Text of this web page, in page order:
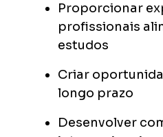
Proporcionar
profissionais
estudos
Criar
longo prazo
Desenvolver